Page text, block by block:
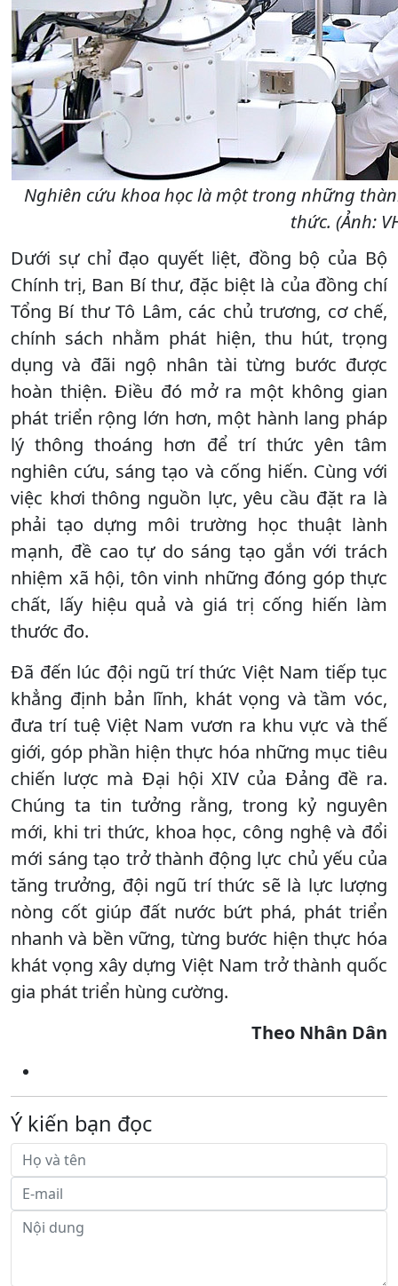
Nghiên cứu khoa học là một trong những
thức. (Ảnh:
Dưới sự chỉ đạo quyết liệt, đồng bộ của Bộ
Chính trị, Ban Bí thư, đặc biệt là của đồng chí
Tổng Bí thư Tô Lâm, các chủ trương, cơ chế,
chính sách nhằm phát hiện, thu hút, trọng
dụng và đãi ngộ nhân tài từng bước được
hoàn thiện. Điều đó mở ra một không gian
phát triển rộng lớn hơn, một hành lang pháp
lý thông thoáng hơn để trí thức yên tâm
nghiên cứu, sáng tạo và cống hiến. Cùng với
việc khơi thông nguồn lực, yêu cầu đặt ra là
phải tạo dựng môi trường học thuật lành
mạnh, đề cao tự do sáng tạo gắn với trách
nhiệm xã hội, tôn vinh những đóng góp thực
chất, lấy hiệu quả và giá trị cống hiến làm
thước đo.
Đã đến lúc đội ngũ trí thức Việt Nam tiếp tục
khẳng định bản lĩnh, khát vọng và tầm vóc,
đưa trí tuệ Việt Nam vươn ra khu vực và thế
giới, góp phần hiện thực hóa những mục tiêu
chiến lược mà Đại hội XIV của Đảng đề ra.
Chúng ta tin tưởng rằng, trong kỷ nguyên
mới, khi tri thức, khoa học, công nghệ và đổi
mới sáng tạo trở thành động lực chủ yếu của
tăng trưởng, đội ngũ trí thức sẽ là lực lượng
nòng cốt giúp đất nước bứt phá, phát triển
nhanh và bền vững, từng bước hiện thực hóa
khát vọng xây dựng Việt Nam trở thành quốc
gia phát triển hùng cường.
Theo Nhân Dân
Ý kiến bạn đọc